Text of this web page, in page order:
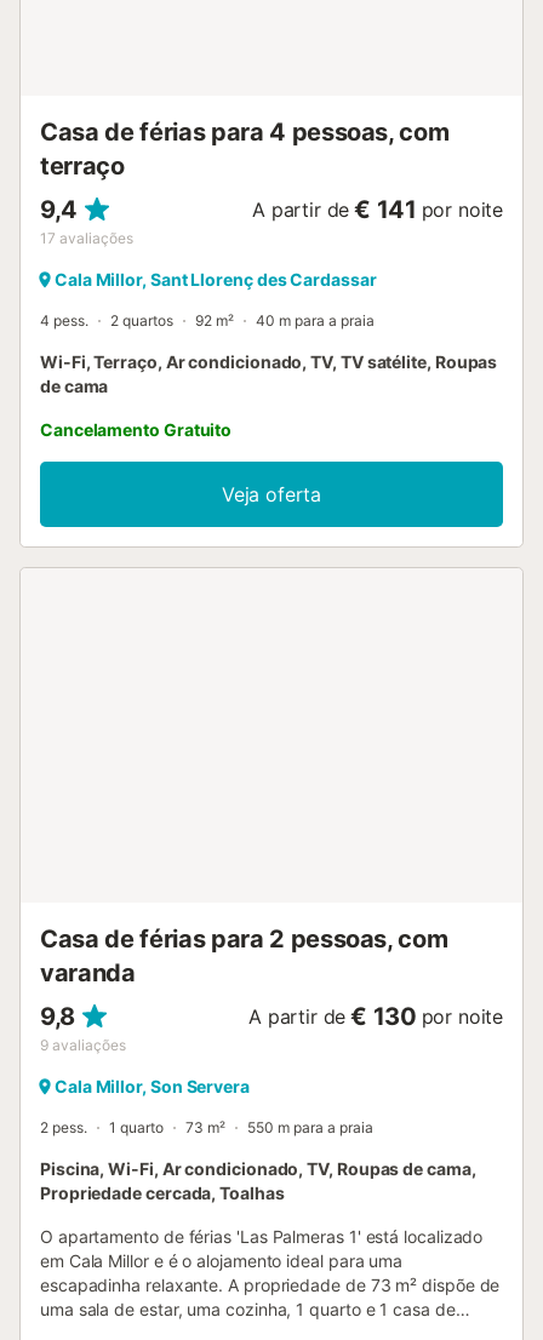
Casa de férias para 4 pessoas, com
terraço
9,4
17 avaliações
A partir de € 141 por noite
Cala Millor, Sant Llorenç des Cardassar
4 pess. 2 quartos 92 m² 40 m para a praia
Wi-Fi, Terraço, Ar condicionado, TV, TV satélite, Roupas
de cama
Cancelamento Gratuito
Veja oferta
Casa de férias para 2 pessoas, com
varanda
9,8
9 avaliações
A partir de € 130 por noite
Cala Millor, Son Servera
2 pess. 1 quarto 73 m² 550 m para a praia
Piscina, Wi-Fi, Ar condicionado, TV, Roupas de cama,
Propriedade cercada, Toalhas
O apartamento de férias 'Las Palmeras 1' está localizado
em Cala Millor e é o alojamento ideal para uma
escapadinha relaxante. A propriedade de 73 m² dispõe de
uma sala de estar, uma cozinha, 1 quarto e 1 casa de